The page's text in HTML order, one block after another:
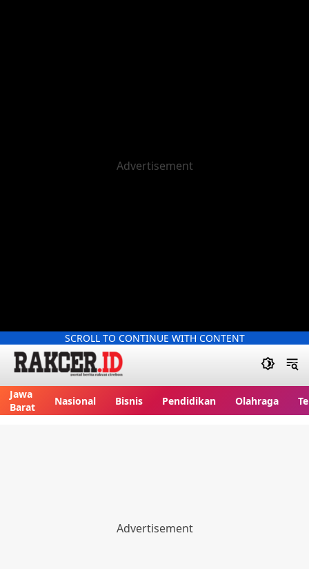
SCROLL TO CONTINUE WITH CONTENT
Jawa
Barat
Nasional Bisnis Pendidikan Olahraga